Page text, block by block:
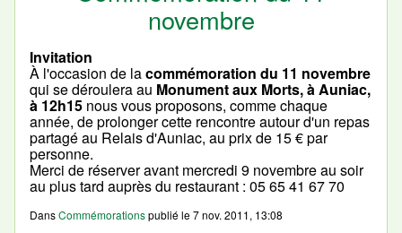
novembre
Invitation
À l'occasion de lacommémoration du 11 novembre
qui se déroulera au Monument aux Morts, à Auniac,
à 12h15 nous vous proposons, comme chaque
année, de prolonger cette rencontre autour d'un repas
partagé au Relais d'Auniac, au prix de 15 € par
personne.
Merci de réserver avant mercredi 9 novembre au soir
au plus tard auprès du restaurant : 05 65 41 67 70
DansCommémorationspublié le7 nov. 2011, 13:08